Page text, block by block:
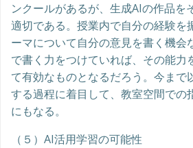
ンクールがあるが、生成AIの作品を
適切である。授業内で自分の経験を
ーマについて自分の意見を書く機会
で書く力をつけていれば、その能力
て有効なものとなるだろう。今まで
する過程に着目して、教室空間での
にもなる。
（５）AI活用学習の可能性